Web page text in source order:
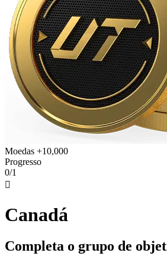
Moedas +10,000
Progresso
0/1

Canadá
Completa o grupo de